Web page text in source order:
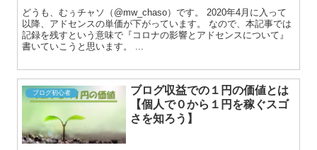
どうも、むぅチャソ（@mw_chaso）です。 2020年4月に入って
以降、アドセンスの単価が下がっています。 なので、本記事では
記録を残すという意味で『コロナの影響とアドセンスについて』
書いていこうと思います。 ...
ブログ初心者
ブログ収益での１円の価値とは
【個人で０から１円を稼ぐスゴ
さを知ろう】